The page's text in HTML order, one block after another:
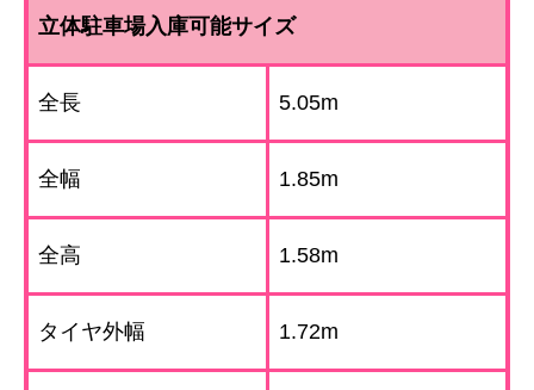
立体駐車場入庫可能サイズ
全長 5.05m
全幅 1.85m
全高 1.58m
タイヤ外幅 1.72m